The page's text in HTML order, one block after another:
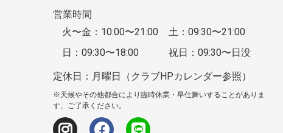
営業時間
火〜金：10:00〜21:00
土：09:30〜21:00
日：09:30〜18:00
祝日：09:30〜日没
定休日：月曜日（クラブHPカレンダー参照）
※天候やその他都合により臨時休業・早仕舞いすることがありま
す、ご了承ください。